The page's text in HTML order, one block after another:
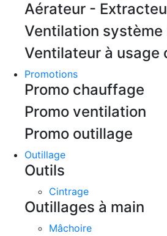
Aérateur -
Ventilation système
Ventilateur à usage
Promotions
Promo chauffage
Promo ventilation
Promo outillage
Outillage
Outils
Cintrage
Outillages à main
Mâchoire